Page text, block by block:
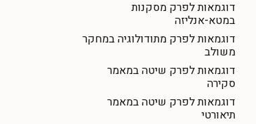
דוגמאות לפרק מסקנות
במטא-אנליזה
דוגמאות לפרק מתודולוגיה במחקר
משולב
דוגמאות לפרק שיטה במאמר
סקירה
דוגמאות לפרק שיטה במאמר
תיאורטי